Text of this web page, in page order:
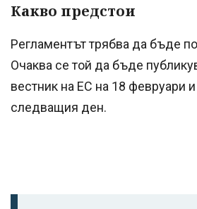
Какво предстои
Регламентът трябва да бъде
Очаква се той да бъде
вестник на ЕС на 18 февруари
следващия ден.